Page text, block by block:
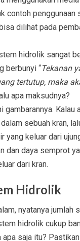
contoh
dilihat pada
hidrolik sangat
berbunyi “Tekanan
tertutup, maka
apa maksudnya?
gambarannya. Kalau
sebuah kran,
yang keluar dari
dan daya semprot
dari kran.
Hidrolik
nyatanya jumlah
hidrolik cukup
saja itu?